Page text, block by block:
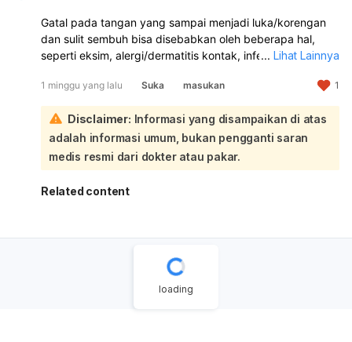
Gatal pada tangan yang sampai menjadi luka/korengan
dan sulit sembuh bisa disebabkan oleh beberapa hal,
seperti eksim, alergi/dermatitis kontak, infeksi kulit,
bulan tidak membaik meski sudah minum obat dan pakai
salep, sebaiknya diperiksa lagi ke dokter, idealnya ke
spesialis kulit. Luka yang sering digaruk juga bisa makin
lama sembuh dan berisiko infeksi. Sementara ini, hindari
menggaruk, jaga tangan tetap bersih, dan gunakan
pelembap lembut.
... Lihat Lainnya
1 minggu yang lalu Suka masukan 1
Disclaimer: Informasi yang disampaikan di atas
adalah informasi umum, bukan pengganti saran
medis resmi dari dokter atau pakar.
Related content
loading